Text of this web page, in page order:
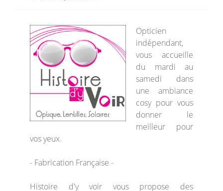
Opticien
indépendant,
vous accueille
du mardi au
samedi dans
une ambiance
cosy pour vous
donner le
meilleur pour
vos yeux.
- Fabrication Française -
Histoire d'y voir vous propose des